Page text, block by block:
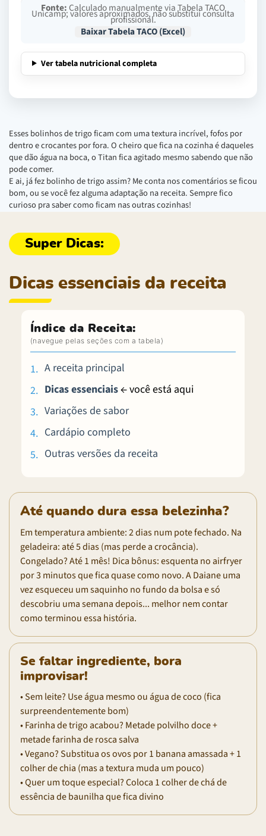
Fonte:Calculado manualmente via Tabela TACO
Unicamp; valores aproximados, não substitui consulta
profissional.
Baixar Tabela TACO (Excel)
Ver tabela nutricional completa
Esses bolinhos de trigo ficam com uma textura incrível, fofos por
dentro e crocantes por fora. O cheiro que fica na cozinha é daqueles
que dão água na boca, o Titan fica agitado mesmo sabendo que não
pode comer.
E ai, já fez bolinho de trigo assim? Me conta nos comentários se ficou
bom, ou se você fez alguma adaptação na receita. Sempre fico
curioso pra saber como ficam nas outras cozinhas!
Dicas essenciais da receita
Índice da Receita:
A receita principal
Dicas essenciais← você está aqui
Variações de sabor
Cardápio completo
Outras versões da receita
Até quando dura essa belezinha?
Em temperatura ambiente: 2 dias num pote fechado. Na
geladeira: até 5 dias (mas perde a crocância).
Congelado? Até 1 mês! Dica bônus: esquenta no airfryer
por 3 minutos que fica quase como novo. A Daiane uma
vez esqueceu um saquinho no fundo da bolsa e só
descobriu uma semana depois... melhor nem contar
como terminou essa história.
Se faltar ingrediente, bora
improvisar!
• Sem leite? Use água mesmo ou água de coco (fica
surpreendentemente bom)
• Farinha de trigo acabou? Metade polvilho doce +
metade farinha de rosca salva
• Vegano? Substitua os ovos por 1 banana amassada + 1
colher de chia (mas a textura muda um pouco)
• Quer um toque especial? Coloca 1 colher de chá de
essência de baunilha que fica divino